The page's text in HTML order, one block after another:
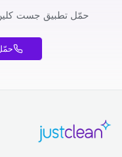
حمّل تطبيق جست كلين